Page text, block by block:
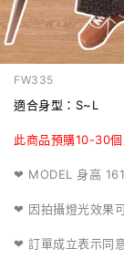
FW335
適合身型：S~L
此商品預購10-30
❤ MODEL 身高
❤ 因拍攝燈光效果
❤ 訂單成立表示同